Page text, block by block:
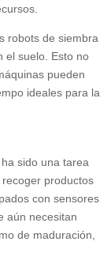
robots de siembra
el suelo. Esto no
pueden
ideales para la
sido una tarea
productos
con sensores
aún necesitan
de maduración,